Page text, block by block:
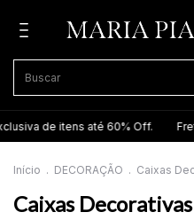
até 60% Off. Frete grátis
Início . DECORAÇÃO . Caixas
Caixas Decorativas